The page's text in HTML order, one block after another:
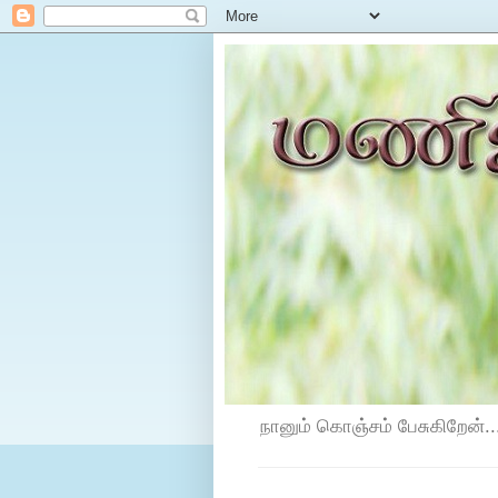
நானும் கொஞ்சம்